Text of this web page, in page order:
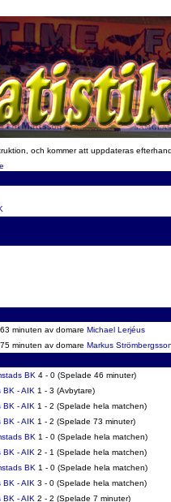
och kommer att uppdateras
minuten av domare Michael Lerjéus
minuten av domare Markus
BK 4 - 0 (Spelade 46 minuter)
BK - AIK 1 - 3 (Avbytare)
BK - AIK 1 - 2 (Spelade hela matchen)
BK - AIK 1 - 2 (Spelade 73 minuter)
BK 1 - 0 (Spelade hela matchen)
BK - AIK 2 - 1 (Spelade hela matchen)
BK 1 - 0 (Spelade hela matchen)
BK - AIK 3 - 0 (Spelade hela matchen)
BK - AIK 2 - 2 (Spelade 7 minuter)